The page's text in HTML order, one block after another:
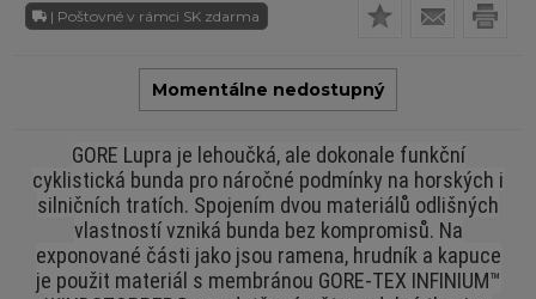
| Poštovné v rámci SK zdarma
Momentálne nedostupný
GORE Lupra je lehoučká, ale dokonale funkční
cyklistická bunda pro náročné podmínky na horských i
silničních tratích. Spojením dvou materiálů odlišných
vlastností vzniká bunda bez kompromisů. Na
exponované části jako jsou ramena, hrudník a kapuce
je použit materiál s membránou GORE-TEX INFINIUM™